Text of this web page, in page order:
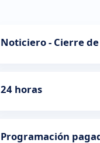
Noticiero - Cierre
24 horas
Programación